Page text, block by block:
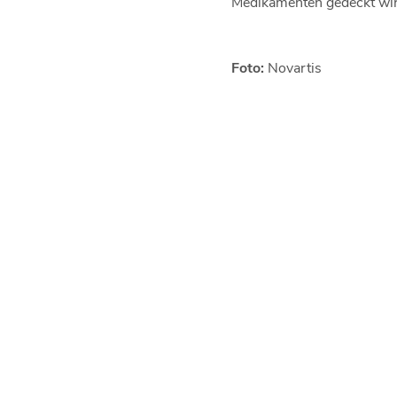
Foto: Novartis